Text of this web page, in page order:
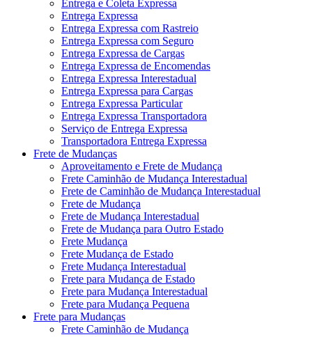
Entrega e Coleta Expressa
Entrega Expressa
Entrega Expressa com Rastreio
Entrega Expressa com Seguro
Entrega Expressa de Cargas
Entrega Expressa de Encomendas
Entrega Expressa Interestadual
Entrega Expressa para Cargas
Entrega Expressa Particular
Entrega Expressa Transportadora
Serviço de Entrega Expressa
Transportadora Entrega Expressa
Frete de Mudanças
Aproveitamento e Frete de Mudança
Frete Caminhão de Mudança Interestadual
Frete de Caminhão de Mudança Interestadual
Frete de Mudança
Frete de Mudança Interestadual
Frete de Mudança para Outro Estado
Frete Mudança
Frete Mudança de Estado
Frete Mudança Interestadual
Frete para Mudança de Estado
Frete para Mudança Interestadual
Frete para Mudança Pequena
Frete para Mudanças
Frete Caminhão de Mudança